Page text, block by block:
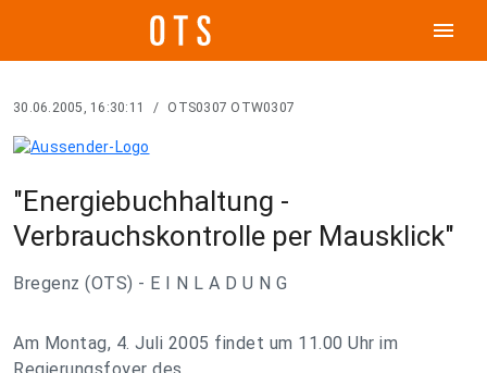
menu
30.06.2005, 16:30:11 / OTS0307 OTW0307
"Energiebuchhaltung -
Verbrauchskontrolle per Mausklick"
Bregenz (OTS) - E I N L A D U N G
Am Montag, 4. Juli 2005 findet um 11.00 Uhr im